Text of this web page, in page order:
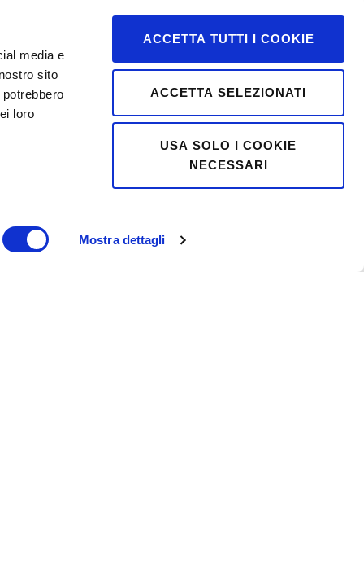
media e
sito
loro
Mostra dettagli
ACCETTA TUTTI I COOKIE
ACCETTA SELEZIONATI
USA SOLO I COOKIE
NECESSARI
Benessere e mobilità
preparare al meglio la
vacanza